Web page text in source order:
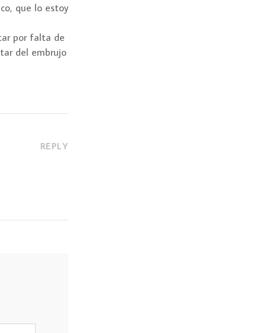
que lo estoy
por falta de
del embrujo
REPLY